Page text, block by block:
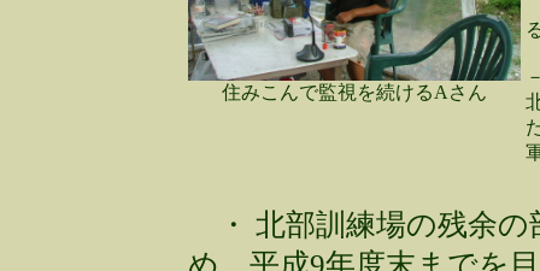
住みこんで監視を続けるAさん
・ 北部訓練場の残余の
め、平成9年度末までを